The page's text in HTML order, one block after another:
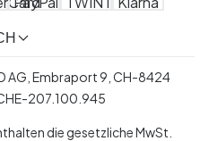
AG, Embraport 9 CH-8424
207.100.945
die gesetzliche MwSt.